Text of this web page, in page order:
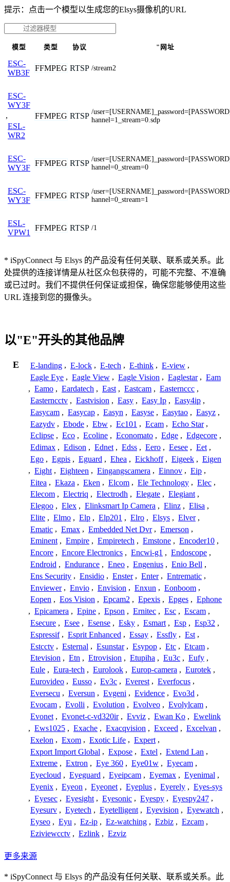
提示：点击一个模型以生成您的Elsys摄像机的URL
模型 类型 协议 "网址
ESC-
WB3F
FFMPEG RTSP /stream2
ESC-
WY3F
,
ESL-
WR2
FFMPEG RTSP /
hannel=1_stream=0.sdp
ESC-
WY3F
FFMPEG RTSP /
hannel=0_stream=0
ESC-
WY3F
FFMPEG RTSP /
hannel=0_stream=1
ESL-
VPW1
FFMPEG RTSP /1
* iSpyConnect 与 Elsys 的产品没有任何关联、联系或关系。此
处提供的连接详情是从社区众包获得的，可能不完整、不准确
或已过时。我们不提供任何保证或担保，确保您能够使用这些
URL 连接到您的摄像头。
以"E"开头的其他品牌
E E-landing , E-lock , E-tech , E-think , E-view ,
Eagle Eye , Eagle View , Eagle Vision , Eaglestar , Eam
, Eamo , Eardatech , East , Eastcam , Easternccc ,
Easterncctv , Eastvision , Easy , Easy Ip , Easy4ip ,
Easycam , Easycap , Easyn , Easyse , Easytao , Easyz ,
Eazydv , Ebode , Ebw , Ec101 , Ecam , Echo Star ,
Eclipse , Eco , Ecoline , Economato , Edge , Edgecore ,
Edimax , Edison , Ednet , Edss , Eero , Eesee , Eet ,
Ego , Egpis , Eguard , Ehea , Eickhoff , Eigeek , Eigen
, Eight , Eighteen , Eingangscamera , Einnov , Eip ,
Eitea , Ekaza , Eken , Elcom , Ele Technology , Elec ,
Elecom , Electriq , Electrodh , Elegate , Elegiant ,
Elegoo , Elex , Elinksmart Ip Camera , Elinz , Elisa ,
Elite , Elmo , Elp , Elp201 , Elro , Elsys , Elver ,
Ematic , Emax , Embedded Net Dvr , Emerson ,
Eminent , Empire , Empiretech , Emstone , Encoder10 ,
Encore , Encore Electronics , Encwi-g1 , Endoscope ,
Endroid , Endurance , Eneo , Engenius , Enio Bell ,
Ens Security , Ensidio , Enster , Enter , Entrematic ,
Enviewer , Envio , Envision , Enxun , Eonboom ,
Eopen , Eos Vision , Epcam2 , Epexis , Epges , Ephone
, Epicamera , Epine , Epson , Ernitec , Esc , Escam ,
Esecure , Esee , Esense , Esky , Esmart , Esp , Esp32 ,
Espressif , Esprit Enhanced , Essay , Essfly , Est ,
Estcctv , Esternal , Esunstar , Esypop , Etc , Etcam ,
Etevision , Etn , Etrovision , Etupiha , Eu3c , Eufy ,
Eule , Eura-tech , Eurolook , Europ-camera , Eurotek ,
Eurovideo , Eusso , Ev3c , Everest , Everfocus ,
Eversecu , Eversun , Evgeni , Evidence , Evo3d ,
Evocam , Evolli , Evolution , Evolveo , Evolylcam ,
Evonet , Evonet-c-vd320ir , Evviz , Ewan Ko , Ewelink
, Ews1025 , Exache , Exacqvision , Exceed , Excelvan ,
Exelon , Exom , Exotic Life , Expert ,
Export Import Global , Expose , Extel , Extend Lan ,
Extreme , Extron , Eye 360 , Eye01w , Eyecam ,
Eyecloud , Eyeguard , Eyeipcam , Eyemax , Eyenimal ,
Eyenix , Eyeon , Eyeonet , Eyeplus , Eyerely , Eyes-sys
, Eyesec , Eyesight , Eyesonic , Eyespy , Eyespy247 ,
Eyesurv , Eyetech , Eyetelligent , Eyevision , Eyewatch ,
Eyseo , Eyu , Ez-ip , Ez-watching , Ezbiz , Ezcam ,
Eziviewcctv , Ezlink , Ezviz
更多来源
* iSpyConnect 与 Elsys 的产品没有任何关联、联系或关系。此